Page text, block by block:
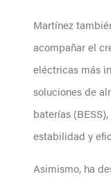
Martínez
acompañar el
eléctricas más
soluciones de
baterías
estabilidad y
Asimismo, ha